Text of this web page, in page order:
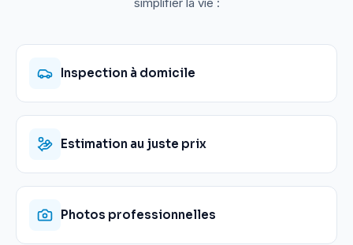
Inspection à domicile
Estimation au juste prix
Photos professionnelles